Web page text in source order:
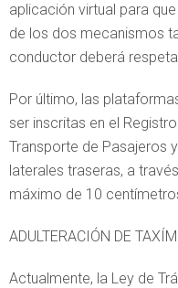
aplicación virtual para
de los dos mecanismos
conductor deberá
Por último, las
ser inscritas en el
Transporte de Pasajeros
laterales traseras, a
máximo de 10
ADULTERACIÓN DE
Actualmente, la Ley de